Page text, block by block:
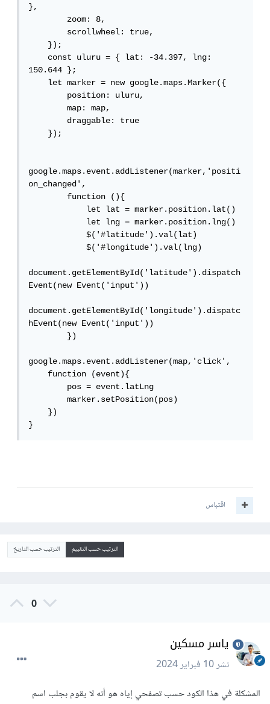
},
        zoom: 8,
        scrollwheel: true,
    });
    const uluru = { lat: -34.397, lng:
150.644 };
    let marker = new google.maps.Marker({
        position: uluru,
        map: map,
        draggable: true
    });
google.maps.event.addListener(marker,'positi
on_changed',
        function (){
            let lat = marker.position.lat()
            let lng = marker.position.lng()
            $('#latitude').val(lat)
            $('#longitude').val(lng)
document.getElementById('latitude').dispatch
Event(new Event('input'))
document.getElementById('longitude').dispatc
hEvent(new Event('input'))
        })
google.maps.event.addListener(map,'click',
    function (event){
        pos = event.latLng
        marker.setPosition(pos)
    })
}
اقتباس
الترتيب حسب التقييم الترتيب حسب التاريخ
0
ياسر مسكين
نشر10 فبراير 2024
المشكلة في هذا الكود حسب تصفحي إياه هو أنه لا يقوم بجلب اسم